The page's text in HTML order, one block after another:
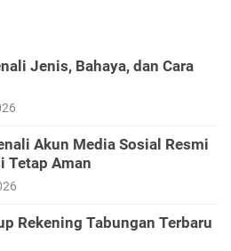
Jenis, Bahaya, dan Cara
Akun Media Sosial Resmi
Tetap Aman
Rekening Tabungan Terbaru